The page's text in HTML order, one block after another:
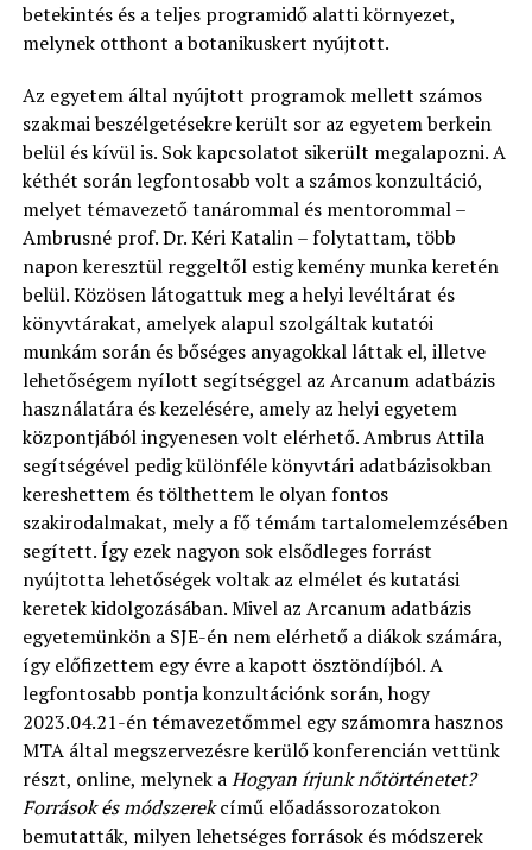
betekintés és a teljes programidő alatti környezet,
melynek otthont a botanikuskert nyújtott.
Az egyetem által nyújtott programok mellett számos
szakmai beszélgetésekre került sor az egyetem berkein
belül és kívül is. Sok kapcsolatot sikerült megalapozni. A
kéthét során legfontosabb volt a számos konzultáció,
melyet témavezető tanárommal és mentorommal –
Ambrusné prof. Dr. Kéri Katalin – folytattam, több
napon keresztül reggeltől estig kemény munka keretén
belül. Közösen látogattuk meg a helyi levéltárat és
könyvtárakat, amelyek alapul szolgáltak kutatói
munkám során és bőséges anyagokkal láttak el, illetve
lehetőségem nyílott segítséggel az Arcanum adatbázis
használatára és kezelésére, amely az helyi egyetem
központjából ingyenesen volt elérhető. Ambrus Attila
segítségével pedig különféle könyvtári adatbázisokban
kereshettem és tölthettem le olyan fontos
szakirodalmakat, mely a fő témám tartalomelemzésében
segített. Így ezek nagyon sok elsődleges forrást
nyújtotta lehetőségek voltak az elmélet és kutatási
keretek kidolgozásában. Mivel az Arcanum adatbázis
egyetemünkön a SJE-én nem elérhető a diákok számára,
így előfizettem egy évre a kapott ösztöndíjból. A
legfontosabb pontja konzultációnk során, hogy
2023.04.21-én témavezetőmmel egy számomra hasznos
MTA által megszervezésre kerülő konferencián vettünk
részt, online, melynek aHogyan írjunk nőtörténetet?
Források és módszerekcímű előadássorozatokon
bemutatták, milyen lehetséges források és módszerek